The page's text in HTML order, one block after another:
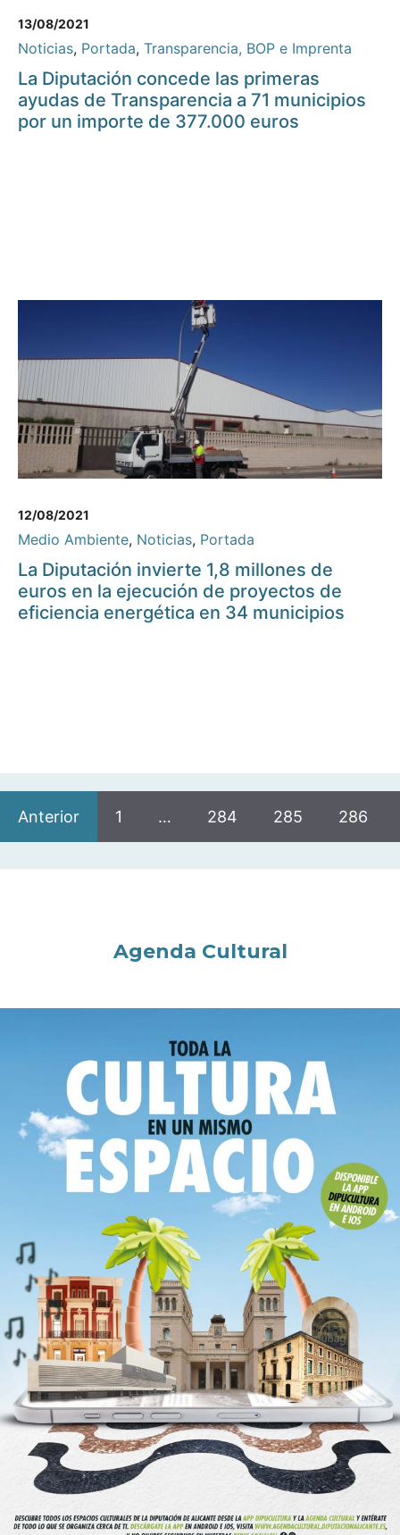
13/08/2021
Noticias, Portada, Transparencia, BOP e Imprenta
La Diputación concede las primeras
ayudas de Transparencia a 71 municipios
por un importe de 377.000 euros
12/08/2021
Medio Ambiente, Noticias, Portada
La Diputación invierte 1,8 millones de
euros en la ejecución de proyectos de
eficiencia energética en 34 municipios
Anterior 1 … 284 285 286
Agenda Cultural